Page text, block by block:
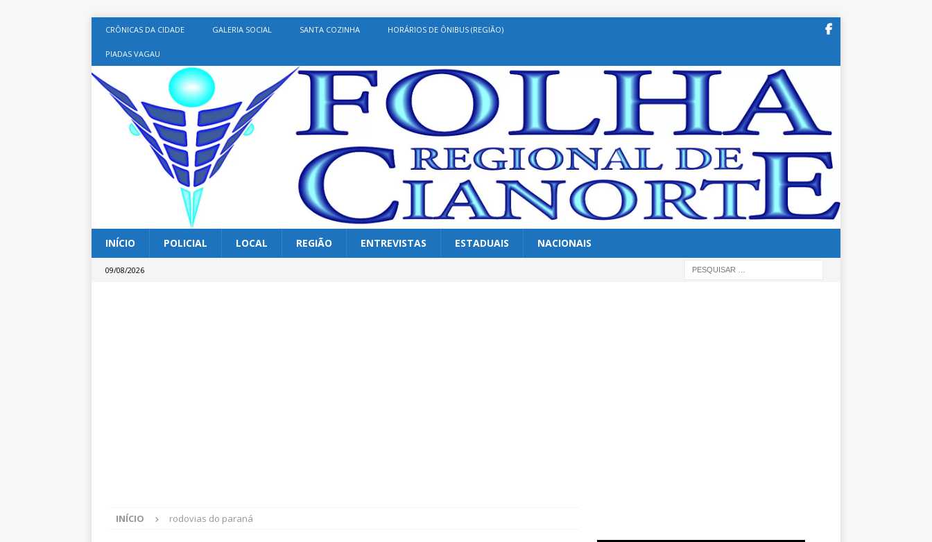
CRÔNICAS DA CIDADE GALERIA SOCIAL SANTA COZINHA HORÁRIOS DE ÔNIBUS (REGIÃO)
PIADAS VAGAU
INÍCIO POLICIAL LOCAL REGIÃO ENTREVISTAS ESTADUAIS NACIONAIS
09/08/2026
INÍCIO rodovias do paraná